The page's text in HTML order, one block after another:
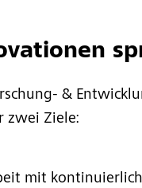
&
zwei Ziele:
mit kontinuierlich